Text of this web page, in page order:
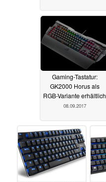
Gaming-Tastatur:
GK2000 Horus als
RGB-Variante erhältlich
08.09.2017